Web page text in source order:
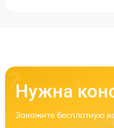
Нужна
Закажите бесплатную